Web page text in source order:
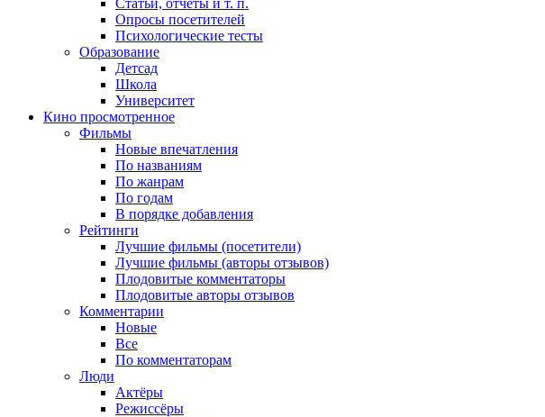
Опросы посетителей
Психологические тесты
Образование
Детсад
Школа
Университет
Кино просмотренное
Фильмы
Новые впечатления
По названиям
По жанрам
По годам
В порядке добавления
Рейтинги
Лучшие фильмы (посетители)
Лучшие фильмы (авторы отзывов)
Плодовитые комментаторы
Плодовитые авторы отзывов
Комментарии
Новые
Все
По комментаторам
Люди
Актёры
Режиссёры